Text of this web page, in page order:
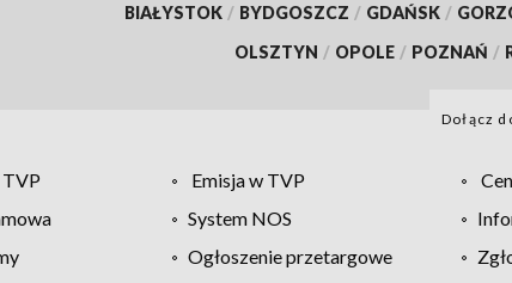
BIAŁYSTOK / BYDGOSZCZ / GDAŃSK /
OLSZTYN / OPOLE / POZNAŃ /
Dołącz
Emisja w TVP
System NOS
Ogłoszenie przetargowe